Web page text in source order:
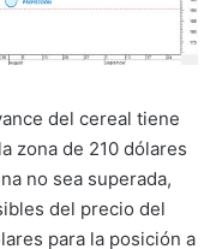
del cereal tiene
zona de 210 dólares
no sea superada,
del precio del
para la posición a